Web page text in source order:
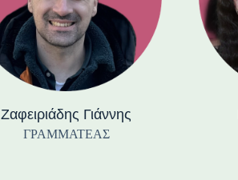
Ζαφειριάδης Γιάννης
ΓΡΑΜΜΑΤΕΑΣ